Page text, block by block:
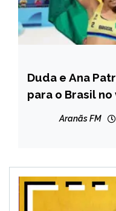
ESPORTES
Duda e Ana
para o Brasil
Aranãs FM